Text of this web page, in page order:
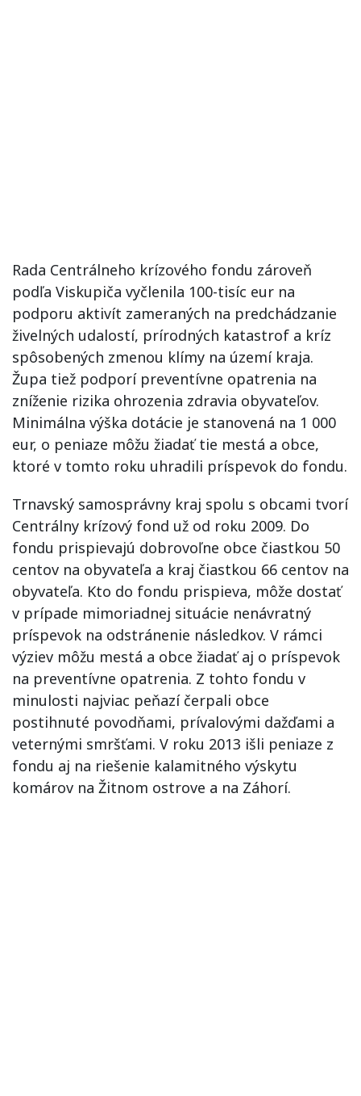
Rada Centrálneho krízového fondu zároveň
podľa Viskupiča vyčlenila 100-tisíc eur na
podporu aktivít zameraných na predchádzanie
živelných udalostí, prírodných katastrof a kríz
spôsobených zmenou klímy na území kraja.
Župa tiež podporí preventívne opatrenia na
zníženie rizika ohrozenia zdravia obyvateľov.
Minimálna výška dotácie je stanovená na 1 000
eur, o peniaze môžu žiadať tie mestá a obce,
ktoré v tomto roku uhradili príspevok do fondu.
Trnavský samosprávny kraj spolu s obcami tvorí
Centrálny krízový fond už od roku 2009. Do
fondu prispievajú dobrovoľne obce čiastkou 50
centov na obyvateľa a kraj čiastkou 66 centov na
obyvateľa. Kto do fondu prispieva, môže dostať
v prípade mimoriadnej situácie nenávratný
príspevok na odstránenie následkov. V rámci
výziev môžu mestá a obce žiadať aj o príspevok
na preventívne opatrenia. Z tohto fondu v
minulosti najviac peňazí čerpali obce
postihnuté povodňami, prívalovými dažďami a
veternými smršťami. V roku 2013 išli peniaze z
fondu aj na riešenie kalamitného výskytu
komárov na Žitnom ostrove a na Záhorí.